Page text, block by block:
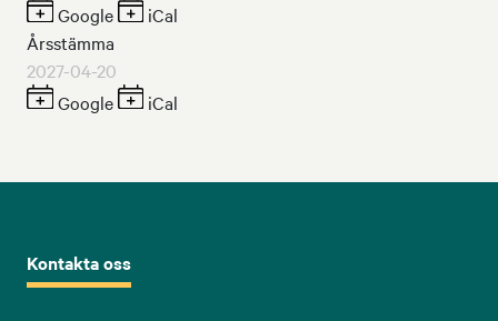
Google
iCal
Årsstämma
2027-04-20
Google
iCal
Kontakta oss